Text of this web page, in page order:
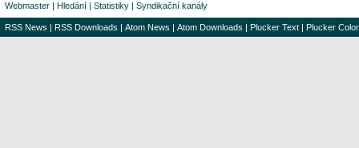
Webmaster | Hledání | Statistiky | Syndikační kanály
RSS News | RSS Downloads | Atom News | Atom Downloads | Plucker Text | Plucker Color